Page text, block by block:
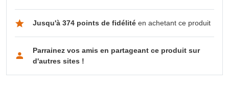
Jusqu'à 374 points de fidélitéen achetant ce produit
Parrainez vos amis en partageant ce produit sur
d'autres sites !